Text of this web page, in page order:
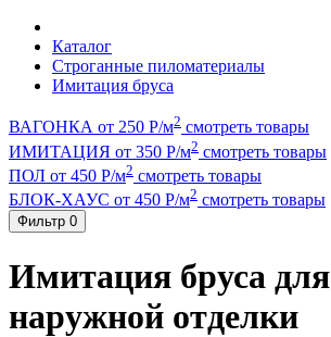
Каталог
Строганные пиломатериалы
Имитация бруса
ВАГОНКА от 250 Р/м2 смотреть товары
ИМИТАЦИЯ от 350 Р/м2 смотреть товары
ПОЛ от 450 Р/м2 смотреть товары
БЛОК-ХАУС от 450 Р/м2 смотреть товары
Фильтр 0
Имитация бруса для
наружной отделки